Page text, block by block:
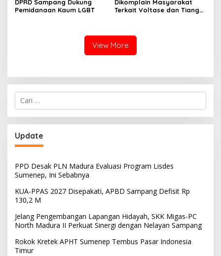
DPRD Sampang Dukung
Pemidanaan Kaum LGBT
Dikomplain Masyarakat
Terkait Voltase dan Tiang
View More
Cari
untuk:
Update
PPD Desak PLN Madura Evaluasi Program Lisdes
Sumenep, Ini Sebabnya
KUA-PPAS 2027 Disepakati, APBD Sampang Defisit Rp
130,2 M
Jelang Pengembangan Lapangan Hidayah, SKK Migas-PC
North Madura II Perkuat Sinergi dengan Nelayan Sampang
Rokok Kretek APHT Sumenep Tembus Pasar Indonesia
Timur